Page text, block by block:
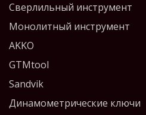
Сверлильный инструмент
Монолитный инструмент
AKKO
GTMtool
Sandvik
Динамометрические ключи